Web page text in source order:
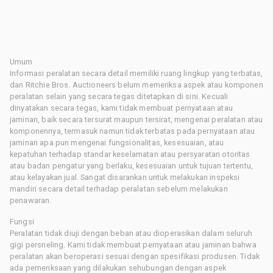
Umum
Informasi peralatan secara detail memiliki ruang lingkup yang terbatas,
dan Ritchie Bros. Auctioneers belum memeriksa aspek atau komponen
peralatan selain yang secara tegas ditetapkan di sini. Kecuali
dinyatakan secara tegas, kami tidak membuat pernyataan atau
jaminan, baik secara tersurat maupun tersirat, mengenai peralatan atau
komponennya, termasuk namun tidak terbatas pada pernyataan atau
jaminan apa pun mengenai fungsionalitas, kesesuaian, atau
kepatuhan terhadap standar keselamatan atau persyaratan otoritas
atau badan pengatur yang berlaku, kesesuaian untuk tujuan tertentu,
atau kelayakan jual. Sangat disarankan untuk melakukan inspeksi
mandiri secara detail terhadap peralatan sebelum melakukan
penawaran.
Fungsi
Peralatan tidak diuji dengan beban atau dioperasikan dalam seluruh
gigi persneling. Kami tidak membuat pernyataan atau jaminan bahwa
peralatan akan beroperasi sesuai dengan spesifikasi produsen. Tidak
ada pemeriksaan yang dilakukan sehubungan dengan aspek